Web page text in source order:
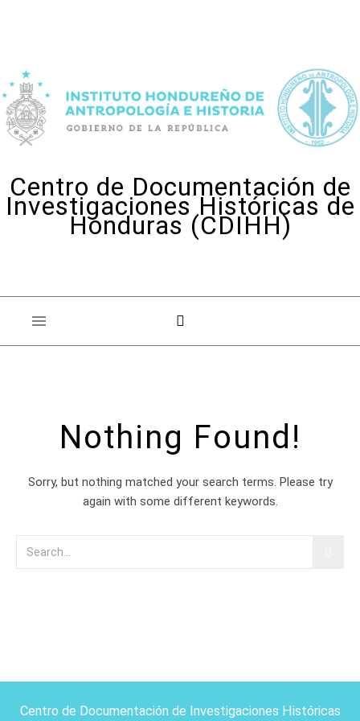
Centro de Documentación de
Investigaciones Históricas de
Honduras (CDIHH)
Nothing Found!
Sorry, but nothing matched your search terms. Please try
again with some different keywords.
Centro de Documentación de Investigaciones Históricas